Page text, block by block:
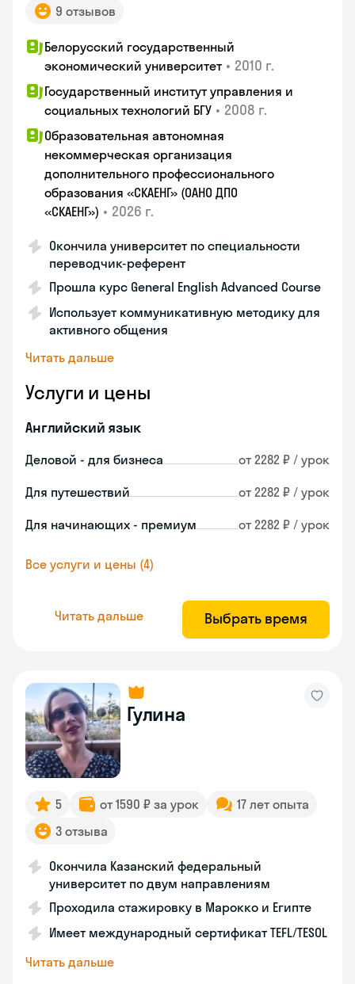
9 отзывов
Белорусский государственный
экономический университет • 2010 г.
Государственный институт управления и
социальных технологий БГУ • 2008 г.
Образовательная автономная
некоммерческая организация
дополнительного профессионального
образования «СКАЕНГ» (ОАНО ДПО
«СКАЕНГ») • 2026 г.
Окончила университет по специальности
переводчик-референт
Прошла курс General English Advanced Course
Использует коммуникативную методику для
активного общения
Читать дальше
Услуги и цены
Английский язык
Деловой - для бизнеса от 2282 ₽ / урок
Для путешествий от 2282 ₽ / урок
Для начинающих - премиум от 2282 ₽ / урок
Все услуги и цены (4)
Читать дальше Выбрать время
Гулина
5 от 1590 ₽ за урок
17 лет опыта
3 отзыва
Окончила Казанский федеральный
университет по двум направлениям
Проходила стажировку в Марокко и Египте
Имеет международный сертификат TEFL/TESOL
Читать дальше